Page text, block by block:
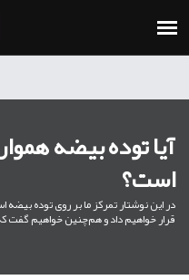
آیا توده بیضه
است؟
در این نوشتار تمرکز ما بر روی توده
قرار خواهیم داد و هم‌چنین خواهیم گفت